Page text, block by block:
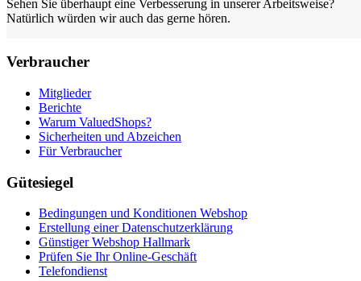
Sehen Sie überhaupt eine Verbesserung in unserer Arbeitsweise?
Natürlich würden wir auch das gerne hören.
Verbraucher
Mitglieder
Berichte
Warum ValuedShops?
Sicherheiten und Abzeichen
Für Verbraucher
Gütesiegel
Bedingungen und Konditionen Webshop
Erstellung einer Datenschutzerklärung
Günstiger Webshop Hallmark
Prüfen Sie Ihr Online-Geschäft
Telefondienst